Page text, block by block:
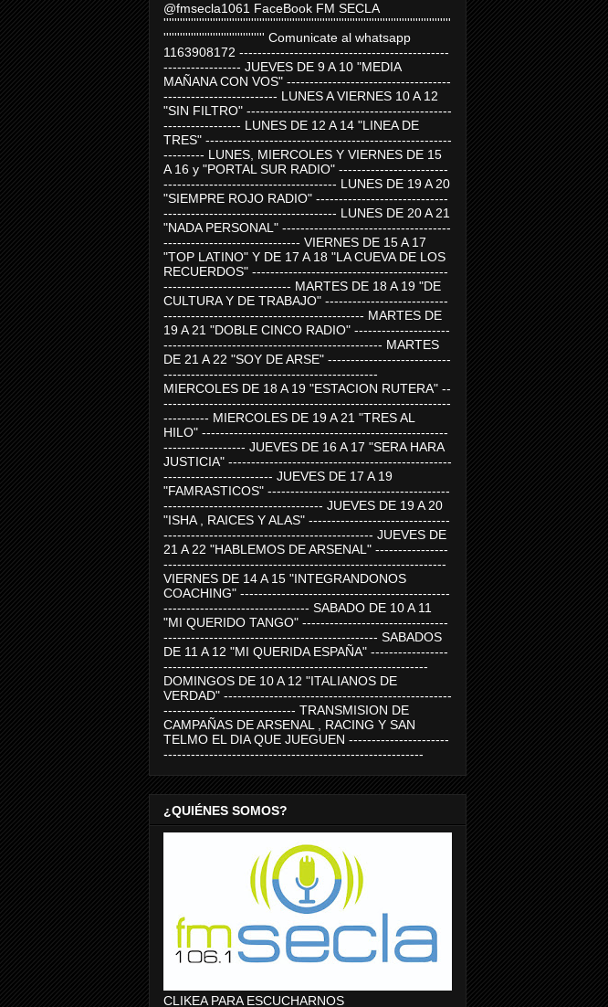
@fmsecla1061 FaceBook FM SECLA
'''''''''''''''''''''''''''''''''''''''''''''''''''''''''''''''''''''''''''''''''''''''''''''''''''''''''
''''''''''''''''''''''''''''''''''''' Comunicate al whatsapp
1163908172 ----------------------------------------------
----------------- JUEVES DE 9 A 10 "MEDIA
MAÑANA CON VOS" ------------------------------------
------------------------- LUNES A VIERNES 10 A 12
"SIN FILTRO" ---------------------------------------------
----------------- LUNES DE 12 A 14 "LINEA DE
TRES" ------------------------------------------------------
--------- LUNES, MIERCOLES Y VIERNES DE 15
A 16 y "PORTAL SUR RADIO" ------------------------
-------------------------------------- LUNES DE 19 A 20
"SIEMPRE ROJO RADIO" -----------------------------
-------------------------------------- LUNES DE 20 A 21
"NADA PERSONAL" -------------------------------------
------------------------------ VIERNES DE 15 A 17
"TOP LATINO" Y DE 17 A 18 "LA CUEVA DE LOS
RECUERDOS" -------------------------------------------
---------------------------- MARTES DE 18 A 19 "DE
CULTURA Y DE TRABAJO" ---------------------------
-------------------------------------------- MARTES DE
19 A 21 "DOBLE CINCO RADIO" ---------------------
------------------------------------------------ MARTES
DE 21 A 22 "SOY DE ARSE" ---------------------------
-----------------------------------------------
MIERCOLES DE 18 A 19 "ESTACION RUTERA" --
---------------------------------------------------------------
---------- MIERCOLES DE 19 A 21 "TRES AL
HILO" ------------------------------------------------------
------------------ JUEVES DE 16 A 17 "SERA HARA
JUSTICIA" -------------------------------------------------
------------------------ JUEVES DE 17 A 19
"FAMRASTICOS" ----------------------------------------
----------------------------------- JUEVES DE 19 A 20
"ISHA , RAICES Y ALAS" -------------------------------
---------------------------------------------- JUEVES DE
21 A 22 "HABLEMOS DE ARSENAL" ----------------
--------------------------------------------------------------
VIERNES DE 14 A 15 "INTEGRANDONOS
COACHING" ----------------------------------------------
-------------------------------- SABADO DE 10 A 11
"MI QUERIDO TANGO" --------------------------------
----------------------------------------------- SABADOS
DE 11 A 12 "MI QUERIDA ESPAÑA" -----------------
----------------------------------------------------------
DOMINGOS DE 10 A 12 "ITALIANOS DE
VERDAD" --------------------------------------------------
----------------------------- TRANSMISION DE
CAMPAÑAS DE ARSENAL , RACING Y SAN
TELMO EL DIA QUE JUEGUEN ----------------------
---------------------------------------------------------
¿QUIÉNES SOMOS?
CLIKEA PARA ESCUCHARNOS